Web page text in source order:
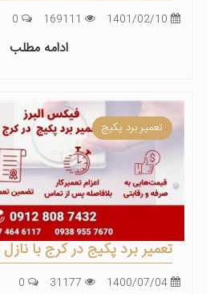
ادامه مطلب
تعمیر برد پکیج
تعمیر برد پکیج در کرج با